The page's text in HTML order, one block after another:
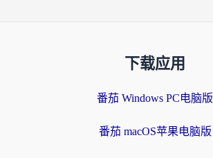
下载应用
番茄 Windows PC电脑版
番茄 macOS苹果电脑版